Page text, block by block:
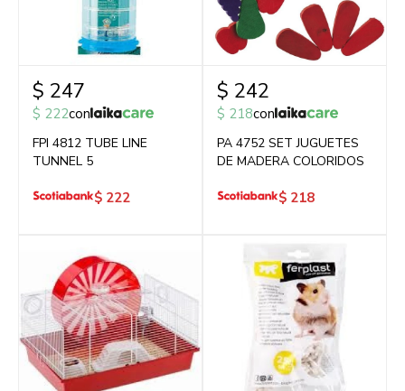
$ 247
$ 222con
FPI 4812 TUBE LINE
TUNNEL 5
$ 222
$ 242
$ 218con
PA 4752 SET JUGUETES
DE MADERA COLORIDOS
$ 218